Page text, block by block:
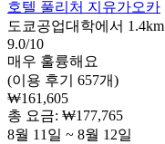
호텔 풀리처 지유가오카
도쿄공업대학에서 1.4km
9.0/10
매우 훌륭해요
(이용 후기 657개)
₩161,605
총 요금: ₩177,765
8월 11일 ~ 8월 12일